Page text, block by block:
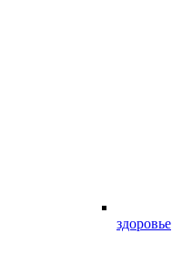
здоровье